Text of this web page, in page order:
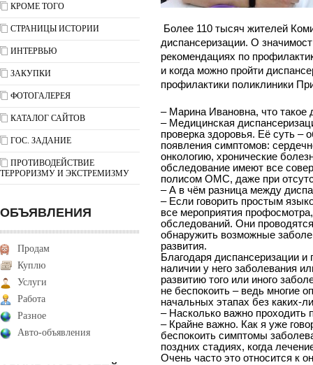
КРОМЕ ТОГО
СТРАНИЦЫ ИСТОРИИ
ИНТЕРВЬЮ
ЗАКУПКИ
ФОТОГАЛЕРЕЯ
КАТАЛОГ САЙТОВ
ГОС. ЗАДАНИЕ
ПРОТИВОДЕЙСТВИЕ
ТЕРРОРИЗМУ И ЭКСТРЕМИЗМУ
ОБЪЯВЛЕНИЯ
Продам
Куплю
Услуги
Работа
Разное
Авто-объявления
Более 110 тысяч жителей
диспансеризации. О
рекомендациях по
и когда можно пройти
профилактики поликлиники
– Марина Ивановна, что такое
– Медицинская
проверка здоровья. Её суть –
появления симптомов:
онкологию, хронические
обследование имеют все
полисом ОМС, даже при
– А в чём разница между
– Если говорить простым
все мероприятия
обследований. Они
обнаружить возможные
развития.
Благодаря диспансеризации
наличии у него заболевания
развитию того или иного
не беспокоить – ведь многие
начальных этапах без каких-
– Насколько важно
– Крайне важно. Как я уже
беспокоить симптомы
поздних стадиях, когда
Очень часто это относится к